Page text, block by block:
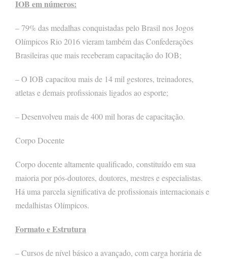
IOB em números:
– 79% das medalhas conquistadas pelo Brasil nos Jogos
Olímpicos Rio 2016 vieram também das Confederações
Brasileiras que mais receberam capacitação do IOB;
– O IOB capacitou mais de 14 mil gestores, treinadores,
atletas e demais profissionais ligados ao esporte;
– Desenvolveu mais de 400 mil horas de capacitação.
Corpo Docente
Corpo docente altamente qualificado, constituído em sua
maioria por pós-doutores, doutores, mestres e especialistas.
Há uma parcela significativa de profissionais internacionais e
medalhistas Olímpicos.
Formato e Estrutura
– Cursos de nível básico a avançado, com carga horária de